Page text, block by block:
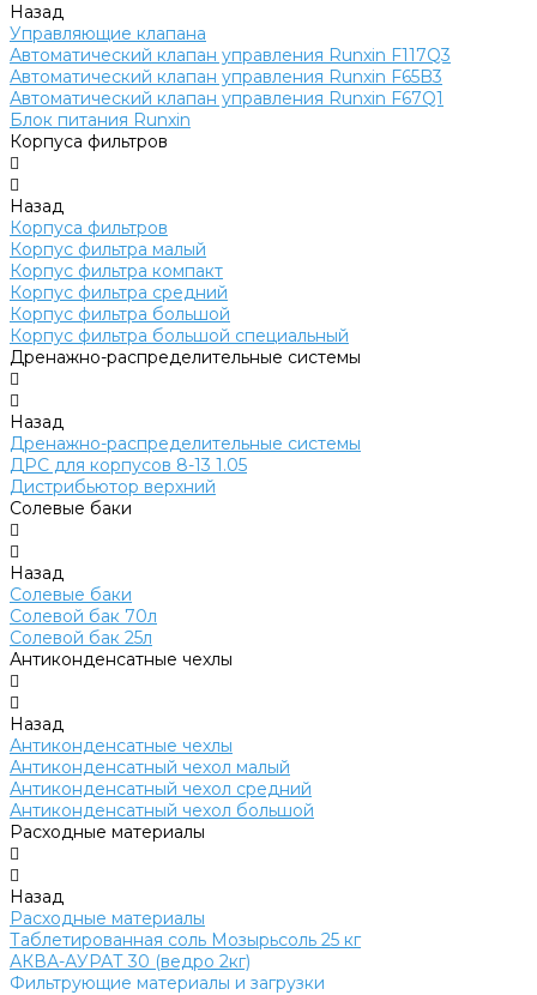
Назад
Управляющие клапана
Автоматический клапан управления Runxin F117Q3
Автоматический клапан управления Runxin F65B3
Автоматический клапан управления Runxin F67Q1
Блок питания Runxin
Корпуса фильтров
Назад
Корпуса фильтров
Корпус фильтра малый
Корпус фильтра компакт
Корпус фильтра средний
Корпус фильтра большой
Корпус фильтра большой специальный
Дренажно-распределительные системы
Назад
Дренажно-распределительные системы
ДРС для корпусов 8-13 1.05
Дистрибьютор верхний
Солевые баки
Назад
Солевые баки
Солевой бак 70л
Солевой бак 25л
Антиконденсатные чехлы
Назад
Антиконденсатные чехлы
Антиконденсатный чехол малый
Антиконденсатный чехол средний
Антиконденсатный чехол большой
Расходные материалы
Назад
Расходные материалы
Таблетированная соль Мозырьсоль 25 кг
АКВА-АУРАТ 30 (ведро 2кг)
Фильтрующие материалы и загрузки